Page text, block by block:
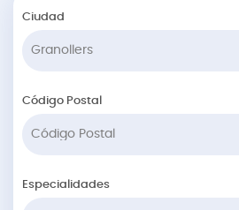
Ciudad
Código Postal
Especialidades